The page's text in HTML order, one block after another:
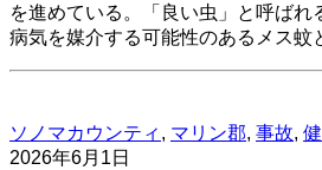
を進めている。「良い虫」と呼ばれ
病気を媒介する可能性のあるメス蚊
ソノマカウンティ , マリン郡, 事故,
2026年6月1日